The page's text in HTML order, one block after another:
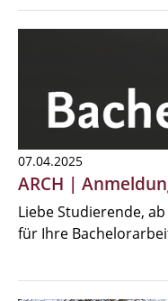
07.04.2025
ARCH |
Liebe Studierende,
für Ihre